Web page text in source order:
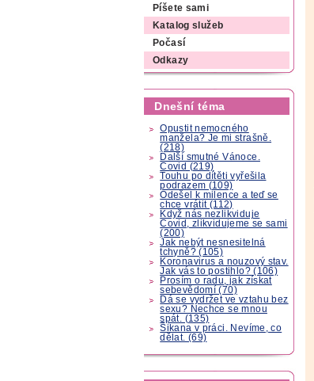
Píšete sami
Katalog služeb
Počasí
Odkazy
Dnešní téma
Opustit nemocného
manžela? Je mi strašně.
(218)
Další smutné Vánoce.
Covid (219)
Touhu po dítěti vyřešila
podrazem (109)
Odešel k milence a teď se
chce vrátit (112)
Když nás nezlikviduje
Covid, zlikvidujeme se sami
(200)
Jak nebýt nesnesitelná
tchyně? (105)
Koronavirus a nouzový stav.
Jak vás to postihlo? (106)
Prosím o radu, jak získat
sebevědomí (70)
Dá se vydržet ve vztahu bez
sexu? Nechce se mnou
spát. (135)
Šikana v práci. Nevíme, co
dělat. (69)